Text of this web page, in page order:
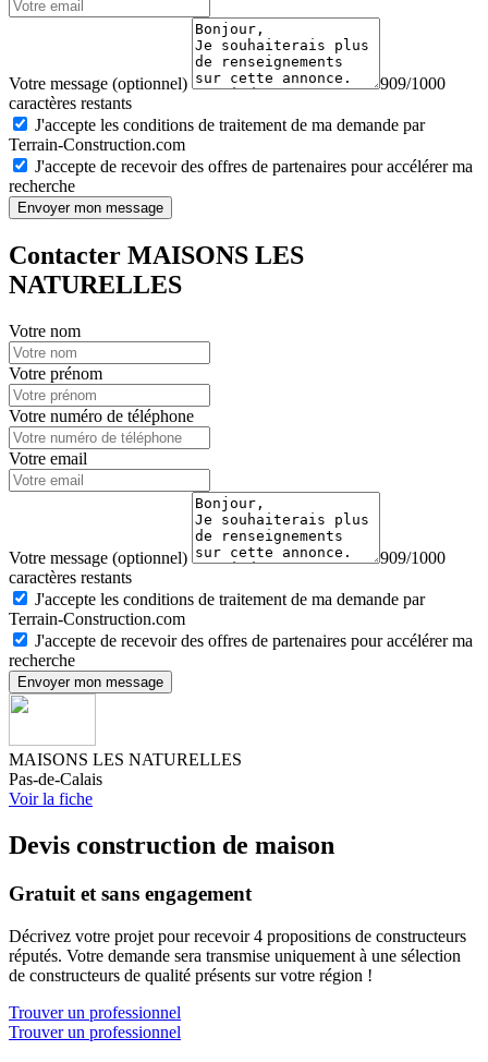
Votre message (optionnel)
909/1000
caractères restants
J'accepte les conditions de traitement de ma demande par
Terrain-Construction.com
J'accepte de recevoir des offres de partenaires pour accélérer ma
recherche
Envoyer mon message
Contacter MAISONS LES
NATURELLES
Votre nom
Votre prénom
Votre numéro de téléphone
Votre email
Votre message (optionnel)
909/1000
caractères restants
J'accepte les conditions de traitement de ma demande par
Terrain-Construction.com
J'accepte de recevoir des offres de partenaires pour accélérer ma
recherche
Envoyer mon message
MAISONS LES NATURELLES
Pas-de-Calais
Voir la fiche
Devis construction de maison
Gratuit et sans engagement
Décrivez votre projet pour recevoir 4 propositions de constructeurs
réputés. Votre demande sera transmise uniquement à une sélection
de constructeurs de qualité présents sur votre région !
Trouver un professionnel
Trouver un professionnel